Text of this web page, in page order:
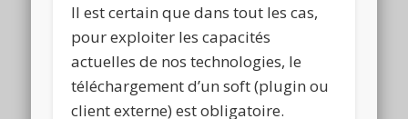
Il est certain que dans tout les cas,
pour exploiter les capacités
actuelles de nos technologies, le
téléchargement d’un soft (plugin ou
client externe) est obligatoire.